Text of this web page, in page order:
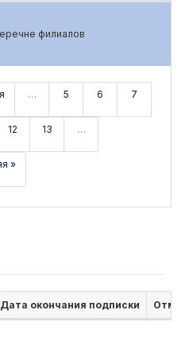
филиалов
… 5 6 7
12 13 …
»
Дата окончания подписки